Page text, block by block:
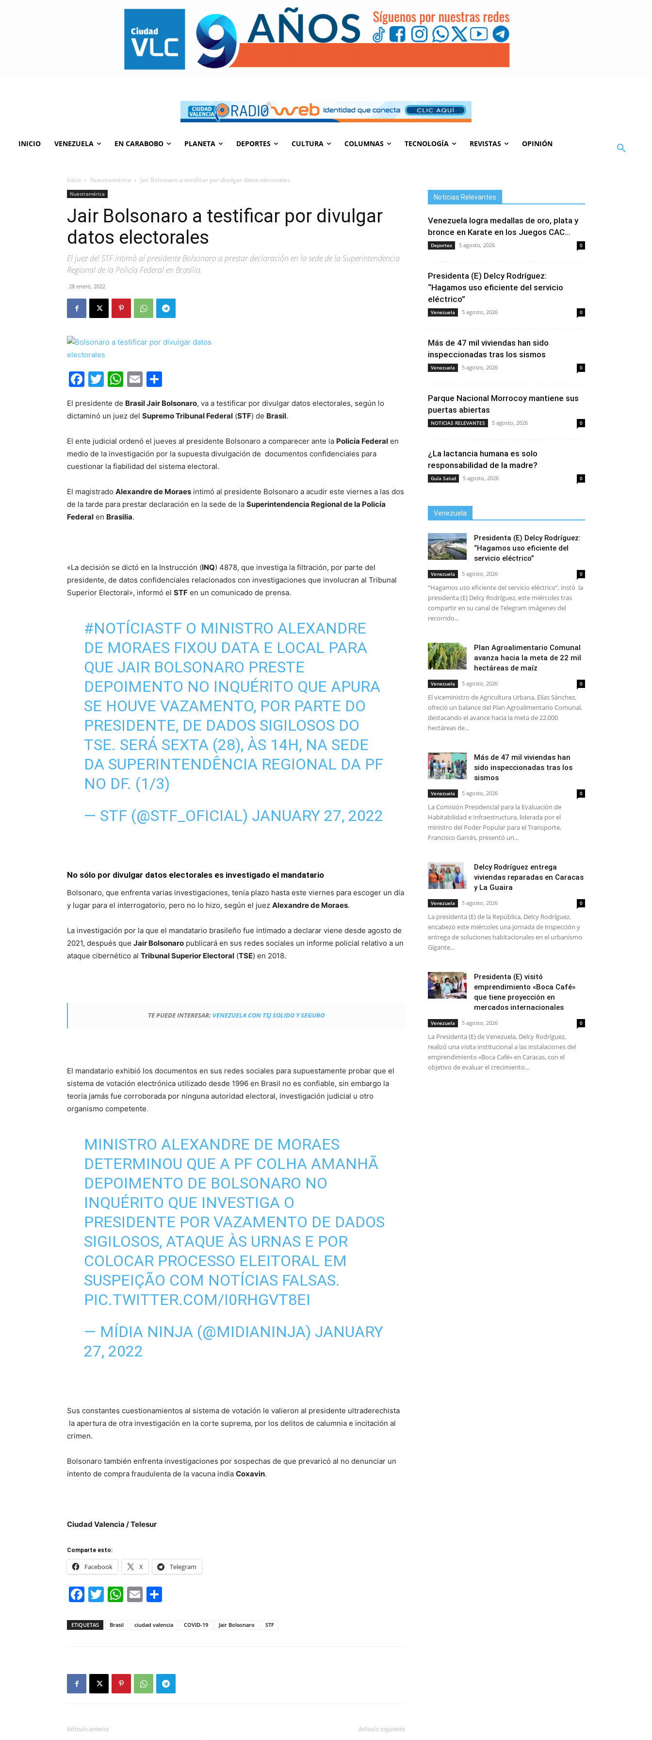
INICIO VENEZUELA EN CARABOBO PLANETA DEPORTES CULTURA COLUMNAS TECNOLOGÍA REVISTAS OPINIÓN
Inicio Nuestramérica Jair Bolsonaro a testificar por divulgar datos electorales
Nuestramérica
Jair Bolsonaro a testificar por divulgar
datos electorales
El juez del STF intimó al presidente Bolsonaro a prestar declaración en la sede de la Superintendencia
Regional de la Policía Federal en Brasilia.
28 enero, 2022
Facebook
Twitter
WhatsApp
Email
El presidente de Brasil Jair Bolsonaro, va a testificar por divulgar datos electorales, según lo
dictaminó un juez del Supremo Tribunal Federal (STF) de Brasil.
El ente judicial ordenó el jueves al presidente Bolsonaro a comparecer ante la Policía Federal en
medio de la investigación por la supuesta divulgación de documentos confidenciales para
cuestionar la fiabilidad del sistema electoral.
El magistrado Alexandre de Moraes intimó al presidente Bolsonaro a acudir este viernes a las dos
de la tarde para prestar declaración en la sede de la Superintendencia Regional de la Policía
Federal en Brasilia.
«La decisión se dictó en la Instrucción (INQ) 4878, que investiga la filtración, por parte del
presidente, de datos confidenciales relacionados con investigaciones que involucran al Tribunal
Superior Electoral», informó el STF en un comunicado de prensa.
#NOTÍCIASTF O MINISTRO ALEXANDRE
DE MORAES FIXOU DATA E LOCAL PARA
QUE JAIR BOLSONARO PRESTE
DEPOIMENTO NO INQUÉRITO QUE APURA
SE HOUVE VAZAMENTO, POR PARTE DO
PRESIDENTE, DE DADOS SIGILOSOS DO
TSE. SERÁ SEXTA (28), ÀS 14H, NA SEDE
DA SUPERINTENDÊNCIA REGIONAL DA PF
NO DF. (1/3)
— STF (@STF_OFICIAL) JANUARY 27, 2022
No sólo por divulgar datos electorales es investigado el mandatario
Bolsonaro, que enfrenta varias investigaciones, tenía plazo hasta este viernes para escoger un día
y lugar para el interrogatorio, pero no lo hizo, según el juez Alexandre de Moraes.
La investigación por la que el mandatario brasileño fue intimado a declarar viene desde agosto de
2021, después que Jair Bolsonaro publicará en sus redes sociales un informe policial relativo a un
ataque cibernético al Tribunal Superior Electoral (TSE) en 2018.
TE PUEDE INTERESAR: VENEZUELA CON TSJ SOLIDO Y SEGURO
El mandatario exhibió los documentos en sus redes sociales para supuestamente probar que el
sistema de votación electrónica utilizado desde 1996 en Brasil no es confiable, sin embargo la
teoría jamás fue corroborada por ninguna autoridad electoral, investigación judicial u otro
organismo competente.
MINISTRO ALEXANDRE DE MORAES
DETERMINOU QUE A PF COLHA AMANHÃ
DEPOIMENTO DE BOLSONARO NO
INQUÉRITO QUE INVESTIGA O
PRESIDENTE POR VAZAMENTO DE DADOS
SIGILOSOS, ATAQUE ÀS URNAS E POR
COLOCAR PROCESSO ELEITORAL EM
SUSPEIÇÃO COM NOTÍCIAS FALSAS.
PIC.TWITTER.COM/I0RHGVT8EI
— MÍDIA NINJA (@MIDIANINJA) JANUARY
27, 2022
Sus constantes cuestionamientos al sistema de votación le valieron al presidente ultraderechista
la apertura de otra investigación en la corte suprema, por los delitos de calumnia e incitación al
crimen.
Bolsonaro también enfrenta investigaciones por sospechas de que prevaricó al no denunciar un
intento de compra fraudulenta de la vacuna india Coxavin.
Ciudad Valencia / Telesur
Comparte esto:
Facebook X Telegram
Facebook
Twitter
WhatsApp
Email
ETIQUETAS Brasil ciudad valencia COVID-19 Jair Bolsonaro STF
Artículo anterior Artículo siguiente
Noticias Relevantes
Venezuela logra medallas de oro, plata y
bronce en Karate en los Juegos CAC...
Deportes 5 agosto, 2026 0
Presidenta (E) Delcy Rodríguez:
“Hagamos uso eficiente del servicio
eléctrico”
Venezuela 5 agosto, 2026 0
Más de 47 mil viviendas han sido
inspeccionadas tras los sismos
Venezuela 5 agosto, 2026 0
Parque Nacional Morrocoy mantiene sus
puertas abiertas
NOTICIAS RELEVANTES 5 agosto, 2026 0
¿La lactancia humana es solo
responsabilidad de la madre?
Guía Salud 5 agosto, 2026 0
Venezuela
Presidenta (E) Delcy Rodríguez:
“Hagamos uso eficiente del
servicio eléctrico”
Venezuela 5 agosto, 2026 0
“Hagamos uso eficiente del servicio eléctrico”, instó la
presidenta (E) Delcy Rodríguez, este miércoles tras
compartir en su canal de Telegram imágenes del
recorrido...
Plan Agroalimentario Comunal
avanza hacia la meta de 22 mil
hectáreas de maíz
Venezuela 5 agosto, 2026 0
El viceministro de Agricultura Urbana, Elías Sánchez,
ofreció un balance del Plan Agroalimentario Comunal,
destacando el avance hacia la meta de 22.000
hectáreas de...
Más de 47 mil viviendas han
sido inspeccionadas tras los
sismos
Venezuela 5 agosto, 2026 0
La Comisión Presidencial para la Evaluación de
Habitabilidad e Infraestructura, liderada por el
ministro del Poder Popular para el Transporte,
Francisco Garcés, presentó un...
Delcy Rodríguez entrega
viviendas reparadas en Caracas
y La Guaira
Venezuela 5 agosto, 2026 0
La presidenta (E) de la República, Delcy Rodríguez,
encabezó este miércoles una jornada de inspección y
entrega de soluciones habitacionales en el urbanismo
Gigante...
Presidenta (E) visitó
emprendimiento «Boca Café»
que tiene proyección en
mercados internacionales
Venezuela 5 agosto, 2026 0
La Presidenta (E) de Venezuela, Delcy Rodríguez,
realizó una visita institucional a las instalaciones del
emprendimiento «Boca Café» en Caracas, con el
objetivo de evaluar el crecimiento...